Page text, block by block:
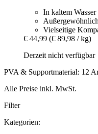
In kaltem
Vielseitige
€ 44,99 (€ 89,98 / kg)
Derzeit nicht verfügbar
PVA & Supportmaterial: 12
Alle Preise inkl. MwSt.
Filter
Kategorien: